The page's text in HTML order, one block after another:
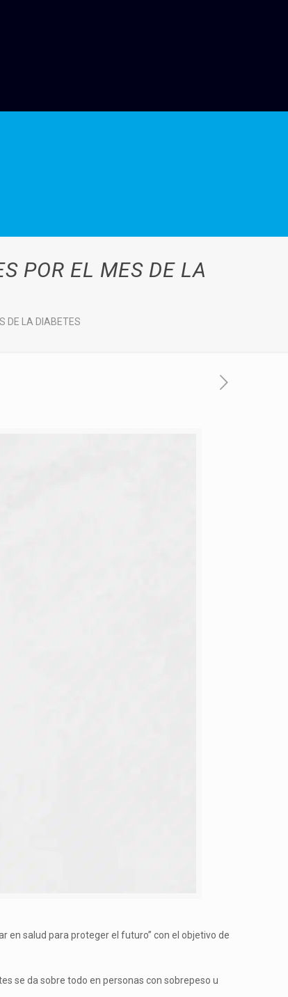
POR EL MES DE LA
DE LA DIABETES
en salud para proteger el futuro” con el objetivo de
se da sobre todo en personas con sobrepeso u